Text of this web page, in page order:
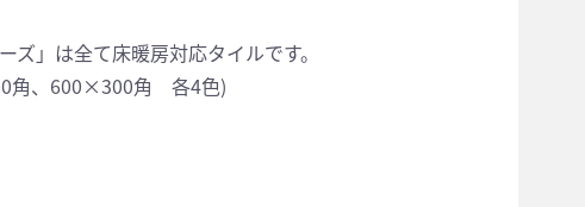
ズ」は全て床暖房対応タイルです。
角、600×300角 各4色)